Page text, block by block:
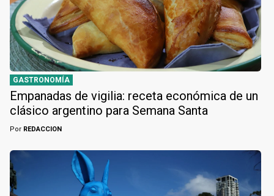
GASTRONOMÍA
Empanadas de vigilia: receta económica de un
clásico argentino para Semana Santa
Por REDACCION